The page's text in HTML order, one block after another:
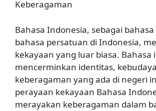
Keberagaman
Bahasa Indonesia, sebagai
bahasa persatuan di Indonesia,
kekayaan yang luar biasa. Bahasa
mencerminkan identitas,
keberagaman yang ada di negeri
perayaan kekayaan Bahasa
merayakan keberagaman dalam